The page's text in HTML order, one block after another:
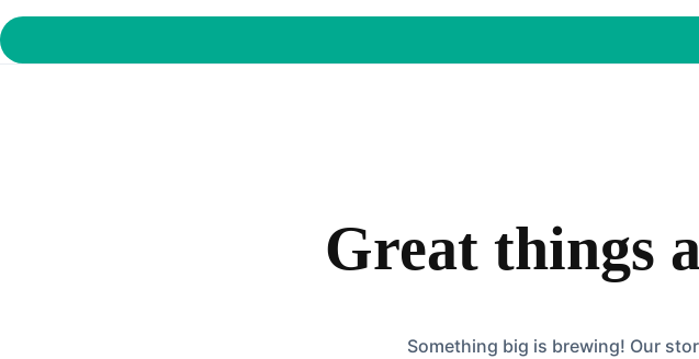
Great things
Something big is brewing! Our